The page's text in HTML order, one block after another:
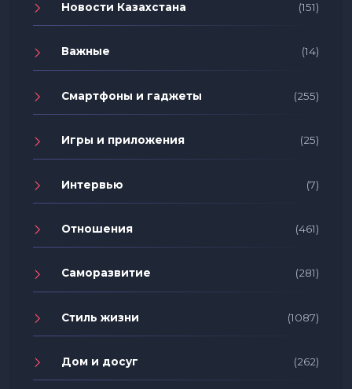
Новости Казахстана (151)
Важные (14)
Смартфоны и гаджеты (255)
Игры и приложения (25)
Интервью (7)
Отношения (461)
Саморазвитие (281)
Стиль жизни (1087)
Дом и досуг (262)